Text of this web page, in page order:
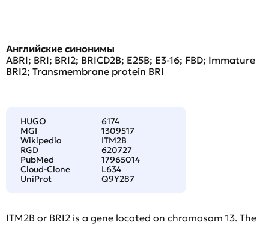
Английские синонимы
ABRI; BRI; BRI2; BRICD2B; E25B; E3-16; FBD; Immature
BRI2; Transmembrane protein BRI
HUGO
6174
MGI
1309517
Wikipedia
ITM2B
RGD
620727
PubMed
17965014
Cloud-Clone
L634
UniProt
Q9Y287
ITM2B or BRI2 is a gene located on chromosom 13. The